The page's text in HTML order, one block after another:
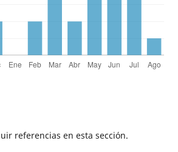
referencias en esta sección.